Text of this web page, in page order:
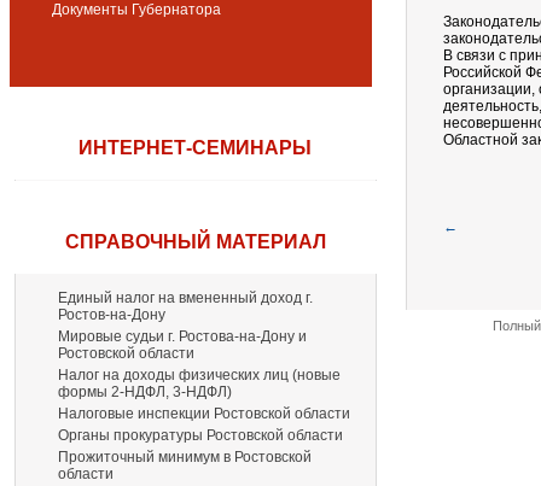
Документы Губернатора
ИНТЕРНЕТ-СЕМИНАРЫ
СПРАВОЧНЫЙ МАТЕРИАЛ
Единый налог на вмененный доход г.
Ростов-на-Дону
Мировые судьи г. Ростова-на-Дону и
Ростовской области
Налог на доходы физических лиц (новые
формы 2-НДФЛ, 3-НДФЛ)
Налоговые инспекции Ростовской области
Органы прокуратуры Ростовской области
Прожиточный минимум в Ростовской
области
В связи с
Российской
Областной
←